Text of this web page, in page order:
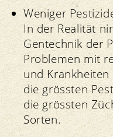
Weniger
In der Realität
Gentechnik der
Problemen mit
und
die grössten
die grössten
Sorten.